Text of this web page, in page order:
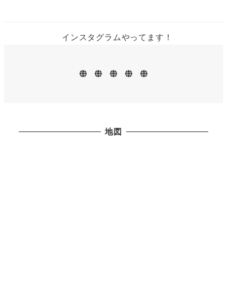
インスタグラムやってます！
ホ
お
メ
地
お
地図